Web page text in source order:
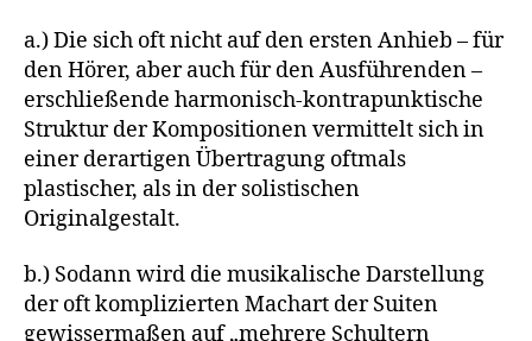
a.) Die sich oft nicht auf den ersten Anhieb – für
den Hörer, aber auch für den Ausführenden –
erschließende harmonisch-kontrapunktische
Struktur der Kompositionen vermittelt sich in
einer derartigen Übertragung oftmals
plastischer, als in der solistischen
Originalgestalt.
b.) Sodann wird die musikalische Darstellung
der oft komplizierten Machart der Suiten
gewissermaßen auf „mehrere Schultern